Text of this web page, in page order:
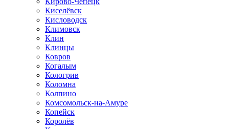
Киселёвск
Кисловодск
Климовск
Клин
Клинцы
Ковров
Когалым
Кологрив
Коломна
Колпино
Комсомольск-на-Амуре
Копейск
Королёв